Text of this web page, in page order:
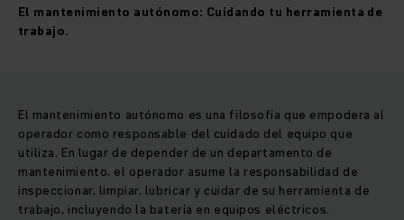
El mantenimiento autónomo: Cuidando tu herramienta de
trabajo.
El mantenimiento autónomo es una filosofía que empodera al
operador como responsable del cuidado del equipo que
utiliza. En lugar de depender de un departamento de
mantenimiento, el operador asume la responsabilidad de
inspeccionar, limpiar, lubricar y cuidar de su herramienta de
trabajo, incluyendo la batería en equipos eléctricos.